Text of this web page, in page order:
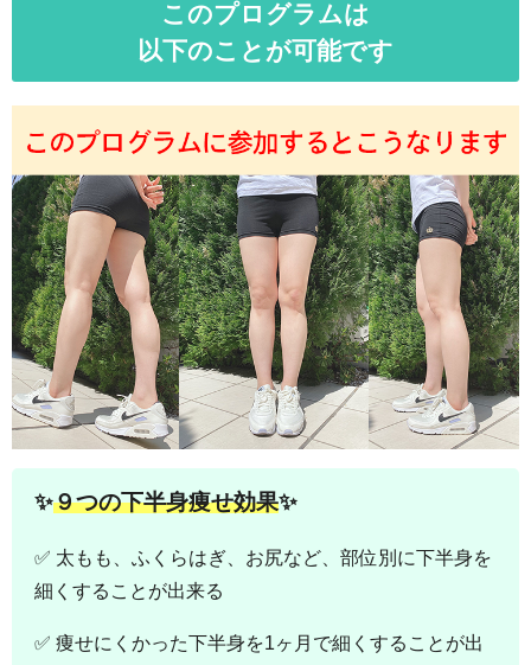
このプログラムは
以下のことが可能です
✨９つの下半身痩せ効果✨
✅ 太もも、ふくらはぎ、お尻など、部位別に下半身を
細くすることが出来る
✅ 痩せにくかった下半身を1ヶ月で細くすることが出